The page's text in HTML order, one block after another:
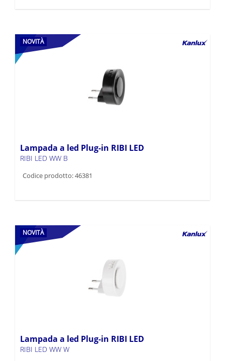
NOVITÀ
Lampada a led Plug-in RIBI LED
RIBI LED WW B
Codice prodotto: 46381
NOVITÀ
Lampada a led Plug-in RIBI LED
RIBI LED WW W